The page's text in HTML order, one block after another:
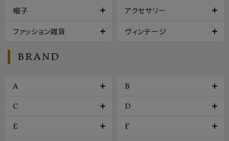
帽子 アクセサリー
ファッション雑貨 ヴィンテージ
BRAND
A B
C D
E F